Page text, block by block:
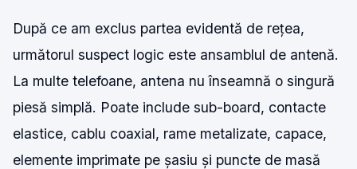
După ce am exclus partea evidentă de rețea,
următorul suspect logic este ansamblul de antenă.
La multe telefoane, antena nu înseamnă o singură
piesă simplă. Poate include sub-board, contacte
elastice, cablu coaxial, rame metalizate, capace,
elemente imprimate pe șasiu și puncte de masă